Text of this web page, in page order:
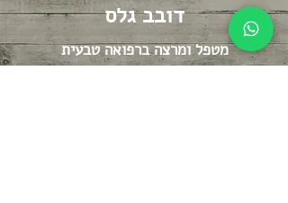
דובב גלס
מטפל ומרצה ברפואה טבעית